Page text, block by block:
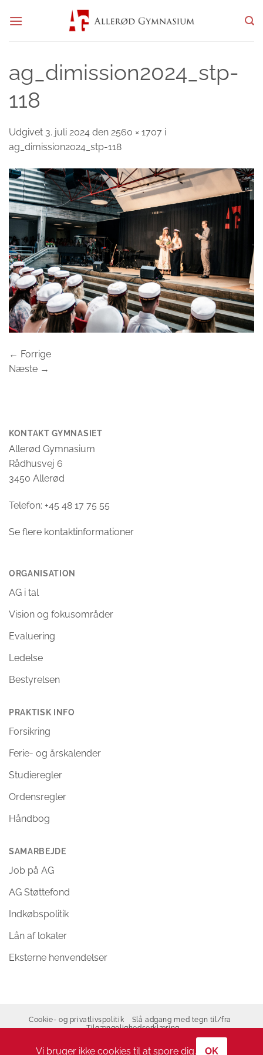
ag_dimission2024_stp-
118
Udgivet 3. juli 2024 den 2560 × 1707 i
ag_dimission2024_stp-118
← Forrige
Næste →
KONTAKT GYMNASIET
Allerød Gymnasium
Rådhusvej 6
3450 Allerød
Telefon: +45 48 17 75 55
Se flere kontaktinformationer
ORGANISATION
AG i tal
Vision og fokusområder
Evaluering
Ledelse
Bestyrelsen
PRAKTISK INFO
Forsikring
Ferie- og årskalender
Studieregler
Ordensregler
Håndbog
SAMARBEJDE
Job på AG
AG Støttefond
Indkøbspolitik
Lån af lokaler
Eksterne henvendelser
Cookie- og privatlivspolitik
Slå adgang med tegn til/fra
Tilgængelighedserklæring
Copyright 2026 © Allerød Gymnasium
Vi bruger ikke cookies til at spore dig. OK